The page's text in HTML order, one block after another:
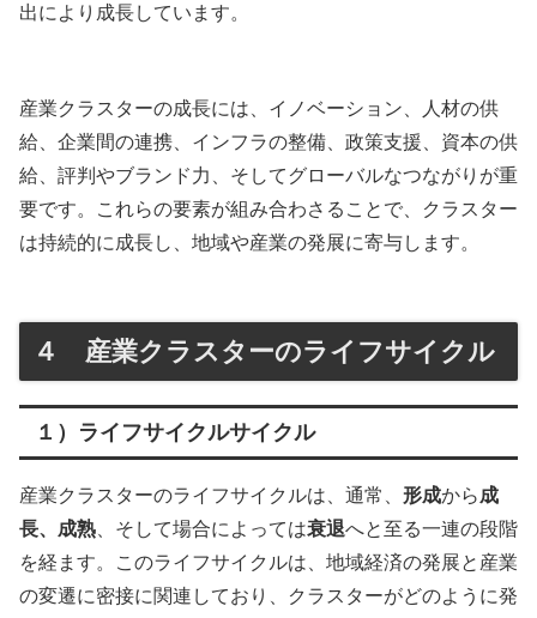
出により成長しています。
産業クラスターの成長には、イノベーション、人材の供
給、企業間の連携、インフラの整備、政策支援、資本の供
給、評判やブランド力、そしてグローバルなつながりが重
要です。これらの要素が組み合わさることで、クラスター
は持続的に成長し、地域や産業の発展に寄与します。
４ 産業クラスターのライフサイクル
１）ライフサイクルサイクル
産業クラスターのライフサイクルは、通常、 形成から成
長、成熟、そして場合によっては衰退へと至る一連の段階
を経ます。このライフサイクルは、地域経済の発展と産業
の変遷に密接に関連しており、クラスターがどのように発